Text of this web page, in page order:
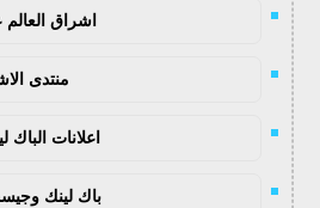
اشراق العالم
منتدى
اعلانات الباك
باك لينك